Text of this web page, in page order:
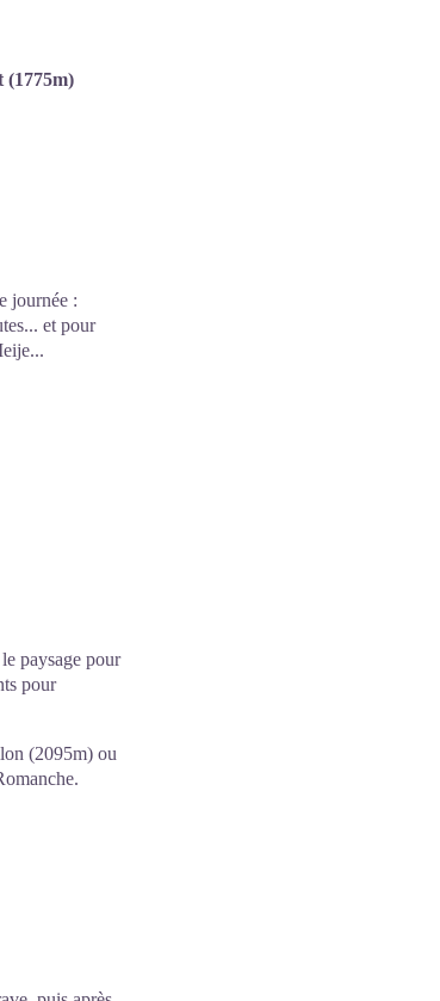
(1775m)
journée :
et pour
paysage pour
pour
(2095m) ou